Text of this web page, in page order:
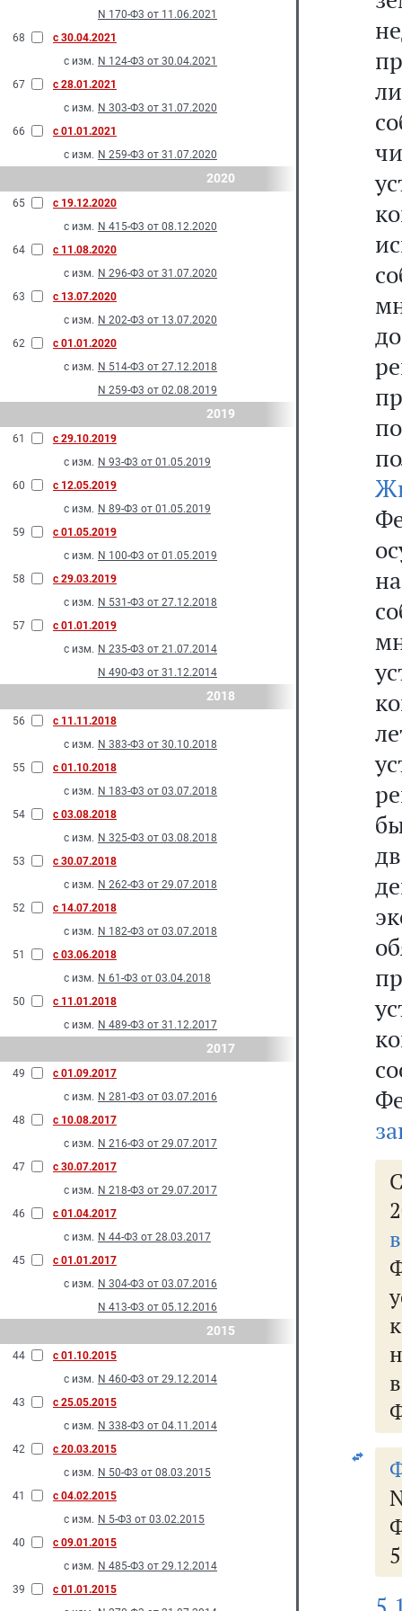
N 170-Ф3 от 11.06.2021
68
с 30.04.2021
с изм. N 124-Ф3 от 30.04.2021
67
с 28.01.2021
с изм. N 303-Ф3 от 31.07.2020
66
с 01.01.2021
с изм. N 259-Ф3 от 31.07.2020
2020
65
с 19.12.2020
с изм. N 415-Ф3 от 08.12.2020
64
с 11.08.2020
с изм. N 296-Ф3 от 31.07.2020
63
с 13.07.2020
с изм. N 202-Ф3 от 13.07.2020
62
с 01.01.2020
с изм. N 514-Ф3 от 27.12.2018
N 259-Ф3 от 02.08.2019
2019
61
с 29.10.2019
с изм. N 93-Ф3 от 01.05.2019
60
с 12.05.2019
с изм. N 89-Ф3 от 01.05.2019
59
с 01.05.2019
с изм. N 100-Ф3 от 01.05.2019
58
с 29.03.2019
с изм. N 531-Ф3 от 27.12.2018
57
с 01.01.2019
с изм. N 235-Ф3 от 21.07.2014
N 490-Ф3 от 31.12.2014
2018
56
с 11.11.2018
с изм. N 383-Ф3 от 30.10.2018
55
с 01.10.2018
с изм. N 183-Ф3 от 03.07.2018
54
с 03.08.2018
с изм. N 325-Ф3 от 03.08.2018
53
с 30.07.2018
с изм. N 262-Ф3 от 29.07.2018
52
с 14.07.2018
с изм. N 182-Ф3 от 03.07.2018
51
с 03.06.2018
с изм. N 61-Ф3 от 03.04.2018
50
с 11.01.2018
с изм. N 489-Ф3 от 31.12.2017
2017
49
с 01.09.2017
с изм. N 281-Ф3 от 03.07.2016
48
с 10.08.2017
с изм. N 216-Ф3 от 29.07.2017
47
с 30.07.2017
с изм. N 218-Ф3 от 29.07.2017
46
с 01.04.2017
с изм. N 44-Ф3 от 28.03.2017
45
с 01.01.2017
с изм. N 304-Ф3 от 03.07.2016
N 413-Ф3 от 05.12.2016
2015
44
с 01.10.2015
с изм. N 460-Ф3 от 29.12.2014
43
с 25.05.2015
с изм. N 338-Ф3 от 04.11.2014
42
с 20.03.2015
с изм. N 50-Ф3 от 08.03.2015
41
с 04.02.2015
с изм. N 5-Ф3 от 03.02.2015
40
с 09.01.2015
с изм. N 485-Ф3 от 29.12.2014
39
с 01.01.2015